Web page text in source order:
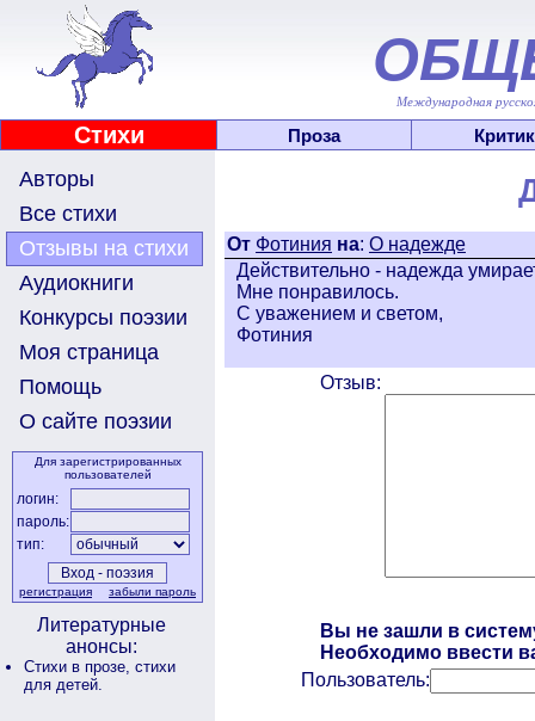
Международная
Стихи Проза
Авторы
Все стихи
Отзывы на стихи
Аудиокниги
Конкурсы поэзии
Моя страница
Помощь
О сайте поэзии
Для зарегистрированных
пользователей
логин:
пароль:
тип:
регистрация забыли пароль
Литературные
анонсы:
Стихи в прозе, стихи
для детей.
От Фотиния на: О надежде
Действительно - надежда
Мне понравилось.
С уважением и светом,
Фотиния
Отзыв:
Вы не зашли в
Необходимо ввести
Пользователь: